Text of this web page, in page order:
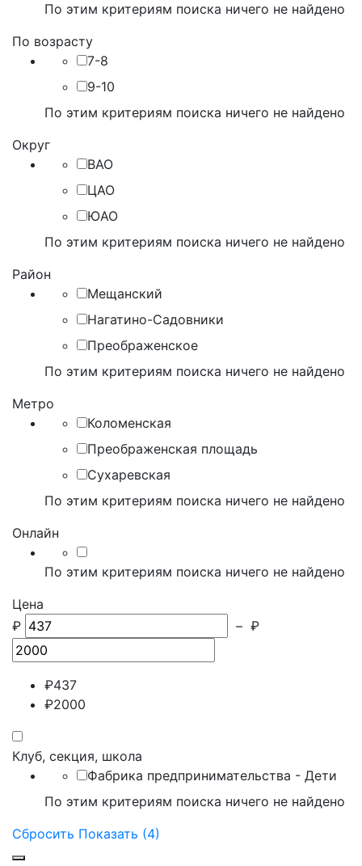
По этим критериям поиска ничего не найдено
По возрасту
7-8
9-10
По этим критериям поиска ничего не найдено
Округ
ВАО
ЦАО
ЮАО
По этим критериям поиска ничего не найдено
Район
Мещанский
Нагатино-Садовники
Преображенское
По этим критериям поиска ничего не найдено
Метро
Коломенская
Преображенская площадь
Сухаревская
По этим критериям поиска ничего не найдено
Онлайн
По этим критериям поиска ничего не найдено
Цена
₽
– ₽
₽437
₽2000
Клуб, секция, школа
Фабрика предпринимательства - Дети
По этим критериям поиска ничего не найдено
Сбросить Показать (4)